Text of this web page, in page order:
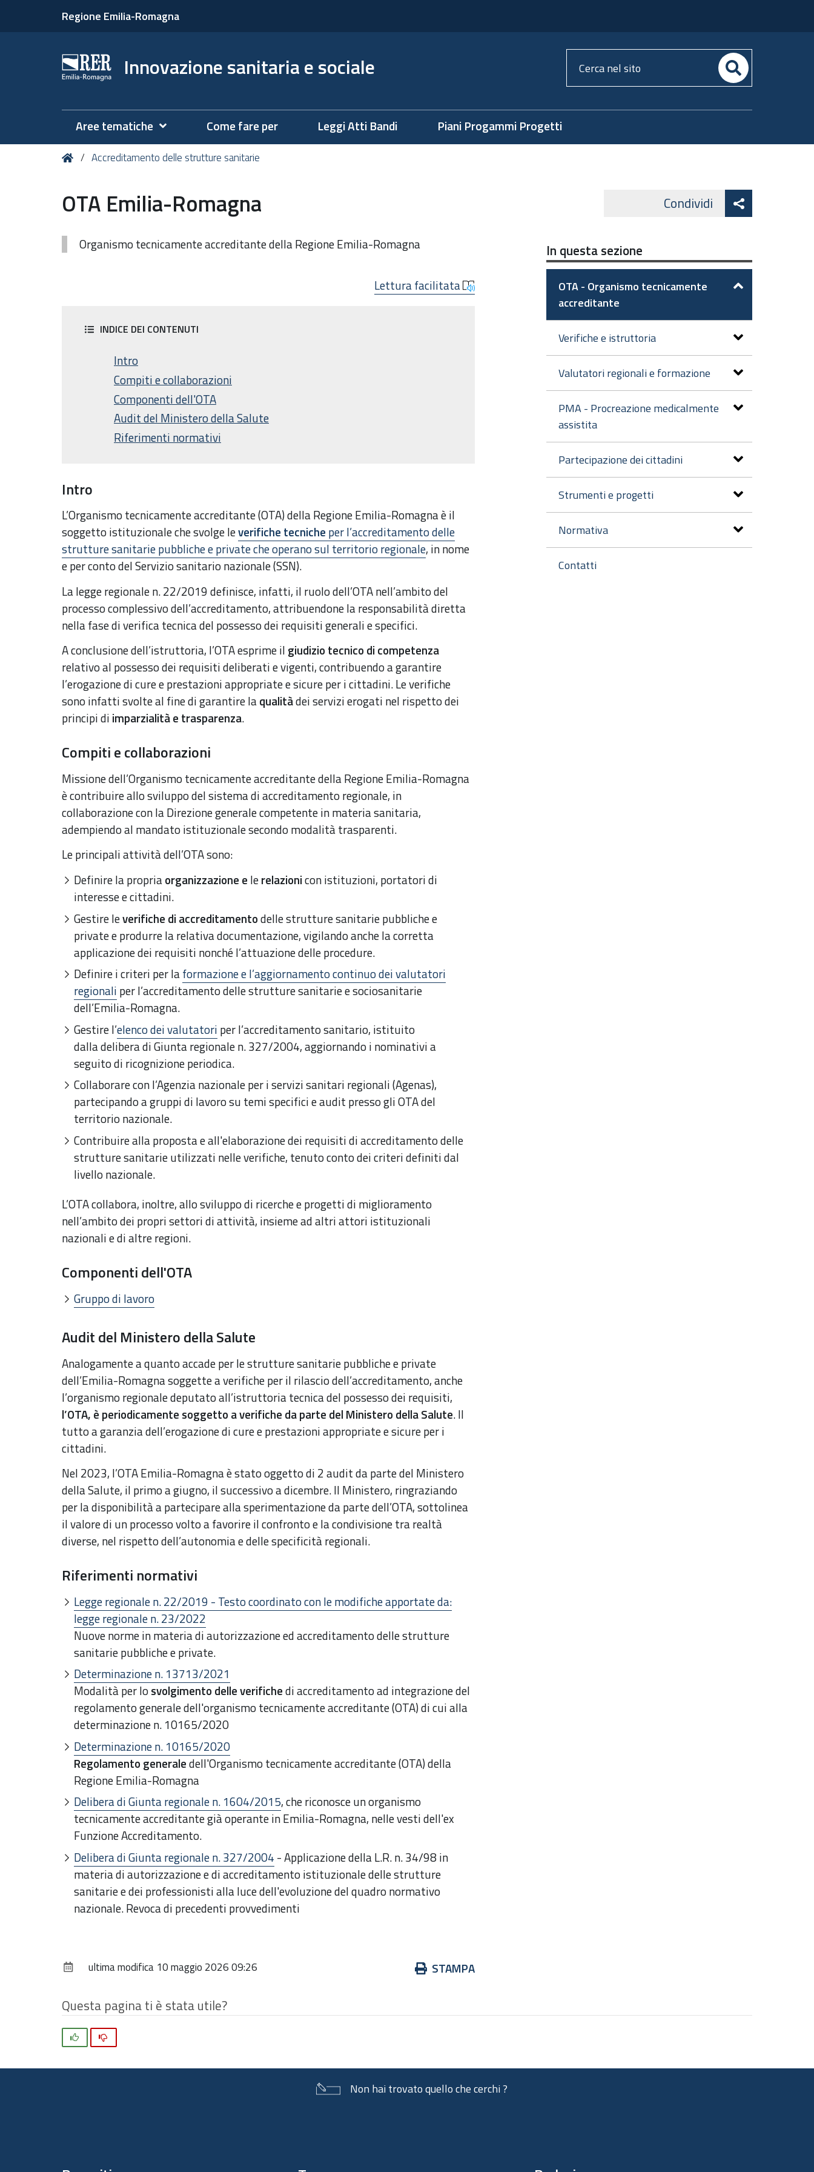
Regione Emilia-Romagna
Innovazione sanitaria e sociale
Cerca
nel
Aree tematiche Come fare per Leggi Atti Bandi Piani Progammi Progetti
Tu HomeAccreditamento delle strutture sanitarie
OTA Emilia-Romagna
Organismo tecnicamente accreditante della Regione Emilia-Romagna
Lettura facilitata
INDICE DEI CONTENUTI
Intro
Compiti e collaborazioni
Componenti dell'OTA
Audit del Ministero della Salute
Riferimenti normativi
Intro
L’Organismo tecnicamente accreditante (OTA) della Regione Emilia-Romagna è il
soggetto istituzionale che svolge leverifiche tecniche per l’accreditamento delle
strutture sanitarie pubbliche e private che operano sul territorio regionale, in nome
e per conto del Servizio sanitario nazionale (SSN).
La legge regionale n. 22/2019 definisce, infatti, il ruolo dell’OTA nell’ambito del
processo complessivo dell’accreditamento, attribuendone la responsabilità diretta
nella fase di verifica tecnica del possesso dei requisiti generali e specifici.
A conclusione dell’istruttoria, l’OTA esprime il giudizio tecnico di competenza
relativo al possesso dei requisiti deliberati e vigenti, contribuendo a garantire
l’erogazione di cure e prestazioni appropriate e sicure per i cittadini. Le verifiche
sono infatti svolte al fine di garantire laqualitàdei servizi erogati nel rispetto dei
principi di imparzialità e trasparenza.
Compiti e collaborazioni
Missione dell’Organismo tecnicamente accreditante della Regione Emilia-Romagna
è contribuire allo sviluppo del sistema di accreditamento regionale, in
collaborazione con la Direzione generale competente in materia sanitaria,
adempiendo al mandato istituzionale secondo modalità trasparenti.
Le principali attività dell’OTA sono:
Definire la propriaorganizzazione e lerelazionicon istituzioni, portatori di
interesse e cittadini.
Gestire leverifiche di accreditamentodelle strutture sanitarie pubbliche e
private e produrre la relativa documentazione, vigilando anche la corretta
applicazione dei requisiti nonché l’attuazione delle procedure.
Definire i criteri per laformazione e l’aggiornamento continuo dei valutatori
regionali per l’accreditamento delle strutture sanitarie e sociosanitarie
dell’Emilia-Romagna.
Gestire l’elenco dei valutatori per l’accreditamento sanitario, istituito
dalla delibera di Giunta regionale n. 327/2004, aggiornando i nominativi a
seguito di ricognizione periodica.
Collaborare con l’Agenzia nazionale per i servizi sanitari regionali (Agenas),
partecipando a gruppi di lavoro su temi specifici e audit presso gli OTA del
territorio nazionale.
Contribuire alla proposta e all'elaborazione dei requisiti di accreditamento delle
strutture sanitarie utilizzati nelle verifiche, tenuto conto dei criteri definiti dal
livello nazionale.
L’OTA collabora, inoltre, allo sviluppo di ricerche e progetti di miglioramento
nell’ambito dei propri settori di attività, insieme ad altri attori istituzionali
nazionali e di altre regioni.
Componenti dell'OTA
Gruppo di lavoro
Audit del Ministero della Salute
Analogamente a quanto accade per le strutture sanitarie pubbliche e private
dell’Emilia-Romagna soggette a verifiche per il rilascio dell’accreditamento, anche
l’organismo regionale deputato all’istruttoria tecnica del possesso dei requisiti,
l’OTA, è periodicamente soggetto a verifiche da parte del Ministero della Salute. Il
tutto a garanzia dell’erogazione di cure e prestazioni appropriate e sicure per i
cittadini.
Nel 2023, l’OTA Emilia-Romagna è stato oggetto di 2 audit da parte del Ministero
della Salute, il primo a giugno, il successivo a dicembre. Il Ministero, ringraziando
per la disponibilità a partecipare alla sperimentazione da parte dell’OTA, sottolinea
il valore di un processo volto a favorire il confronto e la condivisione tra realtà
diverse, nel rispetto dell’autonomia e delle specificità regionali.
Riferimenti normativi
Legge regionale n. 22/2019 - Testo coordinato con le modifiche apportate da:
legge regionale n. 23/2022
Nuove norme in materia di autorizzazione ed accreditamento delle strutture
sanitarie pubbliche e private.
Determinazione n. 13713/2021
Modalità per losvolgimento delle verifichedi accreditamento ad integrazione del
regolamento generale dell'organismo tecnicamente accreditante (OTA) di cui alla
determinazione n. 10165/2020
Determinazione n. 10165/2020
Regolamento generaledell'Organismo tecnicamente accreditante (OTA) della
Regione Emilia-Romagna
Delibera di Giunta regionale n. 1604/2015, che riconosce un organismo
tecnicamente accreditante già operante in Emilia-Romagna, nelle vesti dell'ex
Funzione Accreditamento.
Delibera di Giunta regionale n. 327/2004 - Applicazione della L.R. n. 34/98 in
materia di autorizzazione e di accreditamento istituzionale delle strutture
sanitarie e dei professionisti alla luce dell'evoluzione del quadro normativo
nazionale. Revoca di precedenti provvedimenti
AzioniSTAMPA
ultima modifica 10 maggio 2026 09:26
Condividi Facebook
condividi
In questa sezione
OTA - Organismo tecnicamente
accreditante
Verifiche e istruttoria
Valutatori regionali e formazione
PMA - Procreazione medicalmente
assistita
Partecipazione dei cittadini
Strumenti e progetti
Normativa
Contatti
Questa pagina ti è stata utile?
Non hai trovato quello che cerchi ?